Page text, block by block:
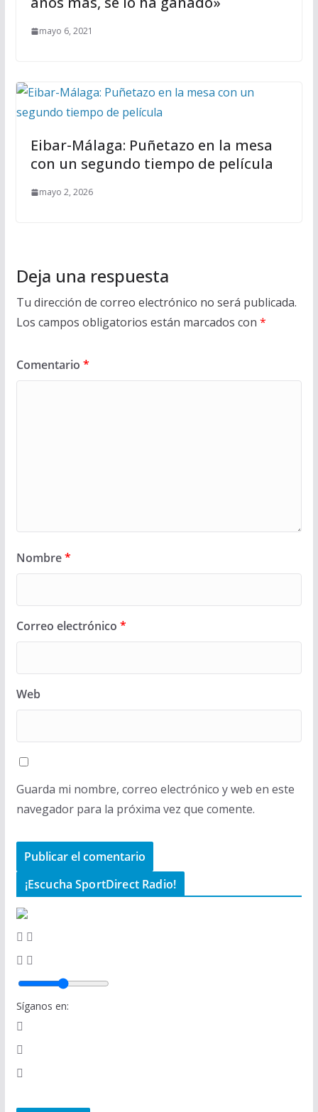
mayo 6, 2021
Eibar-Málaga: Puñetazo en la mesa
con un segundo tiempo de película
mayo 2, 2026
Deja una respuesta
Tu dirección de correo electrónico no será publicada.
Los campos obligatorios están marcados con *
Comentario *
Nombre*
Correo electrónico *
Web
Guarda mi nombre, correo electrónico y web en este
navegador para la próxima vez que comente.
¡Escucha SportDirect Radio!
Síganos en: